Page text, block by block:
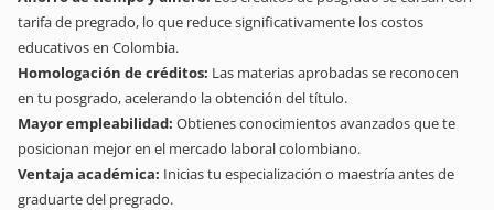
tarifa de pregrado, lo que reduce significativamente los costos
educativos en Colombia.
Homologación de créditos: Las materias aprobadas se reconocen
en tu posgrado, acelerando la obtención del título.
Mayor empleabilidad: Obtienes conocimientos avanzados que te
posicionan mejor en el mercado laboral colombiano.
Ventaja académica: Inicias tu especialización o maestría antes de
graduarte del pregrado.